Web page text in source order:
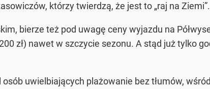
którzy twierdzą, że jest to „raj na Ziemi”.
bierze też pod uwagę ceny wyjazdu na
zł) nawet w szczycie sezonu. A stąd już tylko
osób uwielbiających plażowanie bez tłumów,